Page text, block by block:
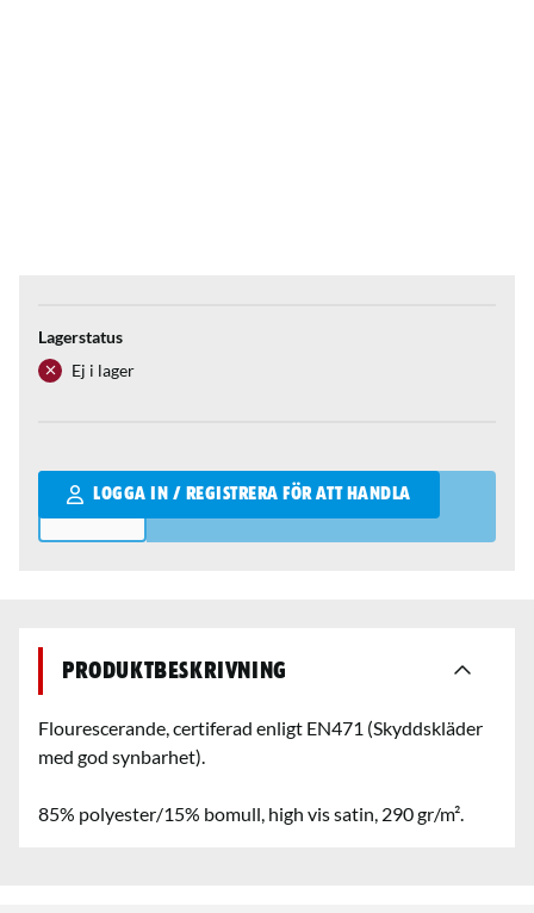
Lagerstatus
Ej i lager
LOGGA IN / REGISTRERA FÖR ATT HANDLA
Qantity
Produktbeskrivning
Flourescerande, certiferad enligt EN471 (Skyddskläder
med god synbarhet).
85% polyester/15% bomull, high vis satin, 290 gr/m².